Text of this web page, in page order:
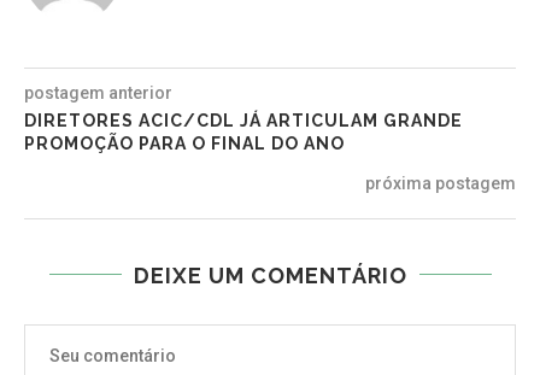
postagem anterior
DIRETORES ACIC/CDL JÁ ARTICULAM GRANDE
PROMOÇÃO PARA O FINAL DO ANO
próxima postagem
DEIXE UM COMENTÁRIO